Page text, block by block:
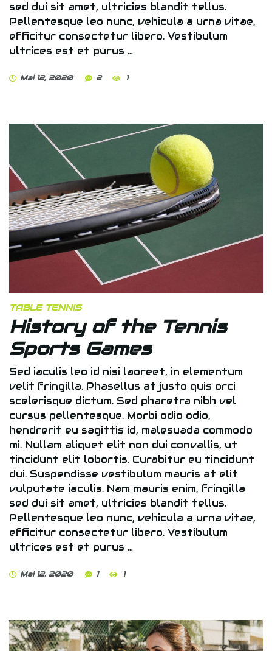
sed dui sit amet, ultricies blandit tellus.
Pellentesque leo nunc, vehicula a urna vitae,
efficitur consectetur libero. Vestibulum
ultrices est et purus …
Mai 12, 2020 2 1
TABLE TENNIS
History of the Tennis
Sports Games
Sed iaculis leo id nisi laoreet, in elementum
velit fringilla. Phasellus at justo quis orci
scelerisque dictum. Sed pharetra nibh vel
cursus pellentesque. Morbi odio odio,
hendrerit eu sagittis id, malesuada commodo
mi. Nullam aliquet elit non dui convallis, ut
tincidunt elit lobortis. Curabitur eu tincidunt
dui. Suspendisse vestibulum mauris at elit
vulputate iaculis. Nam mauris enim, fringilla
sed dui sit amet, ultricies blandit tellus.
Pellentesque leo nunc, vehicula a urna vitae,
efficitur consectetur libero. Vestibulum
ultrices est et purus …
Mai 12, 2020 1 1